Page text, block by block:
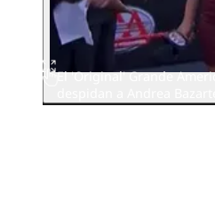
El 'Original' Grande